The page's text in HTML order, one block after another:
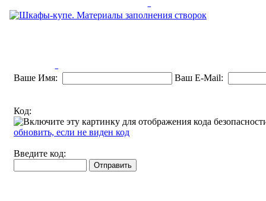
Радиусные шкафы-купе
Шкафы-купе. Материалы
Фотопечать на фасадах шкафа-купе заставляет
концентрировать внимание на деталях, и...
Ваше Имя: Ваш E-Mail:
Код:
обновить, если не виден код
Введите код: